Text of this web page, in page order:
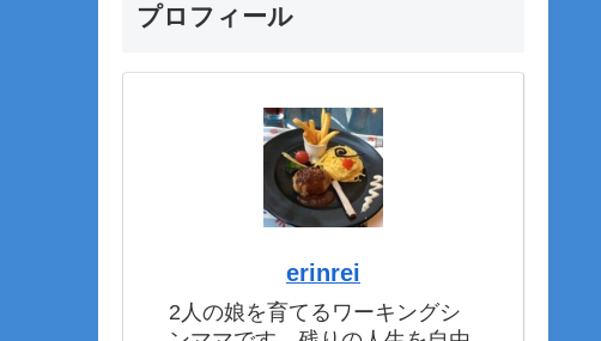
プロフィール
erinrei
2人の娘を育てるワーキングシ